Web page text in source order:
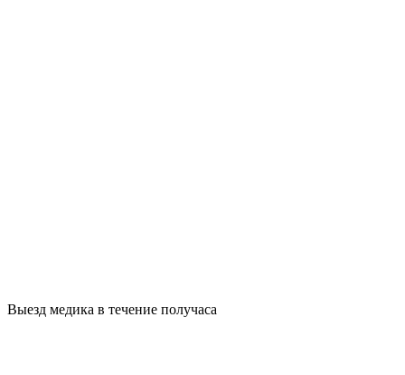
Выезд медика в течение получаса